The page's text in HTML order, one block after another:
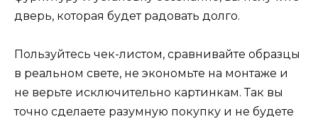
дверь, которая будет радовать долго.
Пользуйтесь чек-листом, сравнивайте образцы
в реальном свете, не экономьте на монтаже и
не верьте исключительно картинкам. Так вы
точно сделаете разумную покупку и не будете